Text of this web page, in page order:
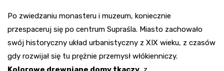
Po zwiedzaniu monasteru i muzeum, koniecznie
przespaceruj się po centrum Supraśla. Miasto zachowało
swój historyczny układ urbanistyczny z XIX wieku, z czasów
gdy rozwijał się tu prężnie przemysł włókienniczy.